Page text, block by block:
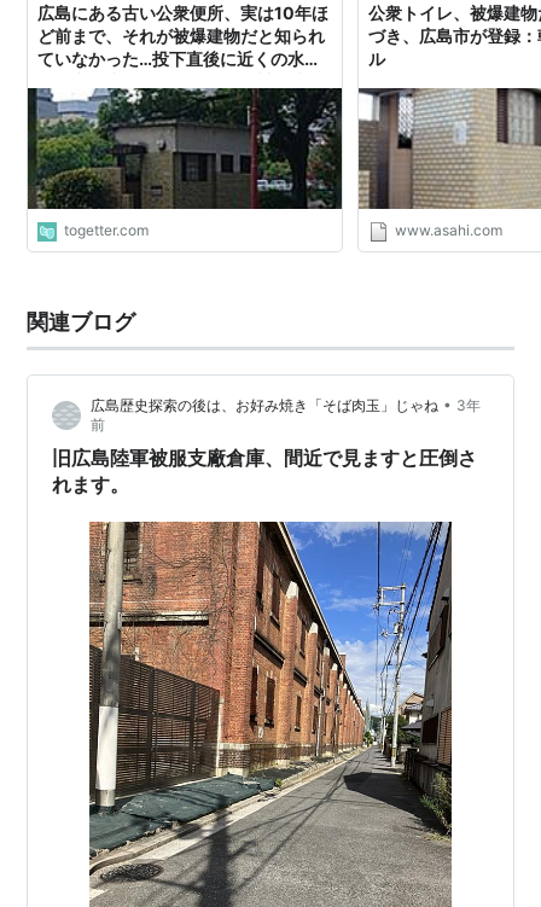
広島にある古い公衆便所、実は10年ほ
ど前まで、それが被爆建物だと知られ
ていなかった…投下直後に近くの水道
息絶えた
togetter.com
公衆トイレ、被爆建
づき、広島市が登録
ル
www.asahi.com
関連ブログ
広島歴史探索の後は、お好み焼き「そば肉玉」じゃね • 3年
前
旧広島陸軍被服支廠倉庫、間近で見ますと圧倒さ
れます。